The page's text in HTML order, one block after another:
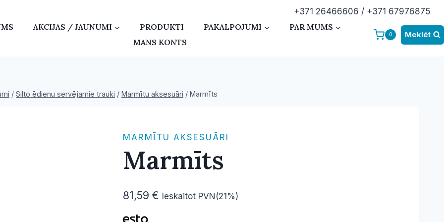
+371 26466606 / +371 67976875
AKCIJAS / JAUNUMI PRODUKTI PAKALPOJUMI
PAR MUMS
MANS KONTS
0 Meklēt
/ Silto ēdienu servējamie trauki / Marmītu aksesuāri / Marmīts
MARMĪTU AKSESUĀRI
Marmīts
81,59 € Ieskaitot PVN(21%)